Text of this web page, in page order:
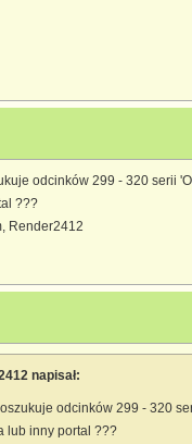
odcinków 299 - 320 serii
???
Render2412
napisał:
odcinków 299 - 320
lub inny portal ???